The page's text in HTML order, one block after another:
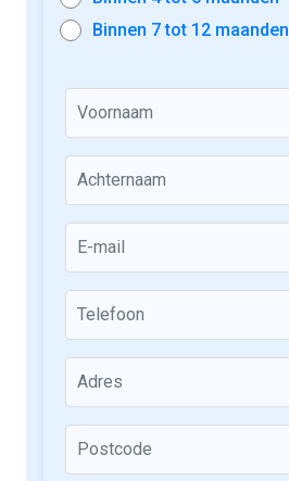
Binnen 7 tot 12 maanden